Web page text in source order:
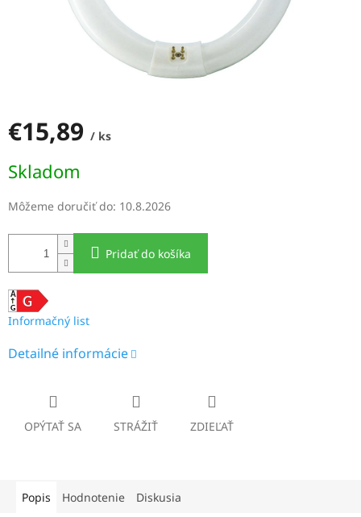
€15,89 / ks
cena:
Skladom
Môžeme doručiť do: 10.8.2026
Pridať do košíka
Informačný list
Detailné informácie
OPÝTAŤ SA STRÁŽIŤ ZDIEĽAŤ
Popis Hodnotenie Diskusia